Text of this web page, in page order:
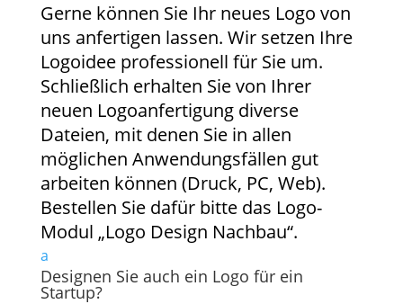
Gerne können Sie Ihr neues Logo von
uns anfertigen lassen. Wir setzen Ihre
Logoidee professionell für Sie um.
Schließlich erhalten Sie von Ihrer
neuen Logoanfertigung diverse
Dateien, mit denen Sie in allen
möglichen Anwendungsfällen gut
arbeiten können (Druck, PC, Web).
Bestellen Sie dafür bitte das Logo-
Modul „Logo Design Nachbau“.
a
Designen Sie auch ein Logo für ein
Startup?